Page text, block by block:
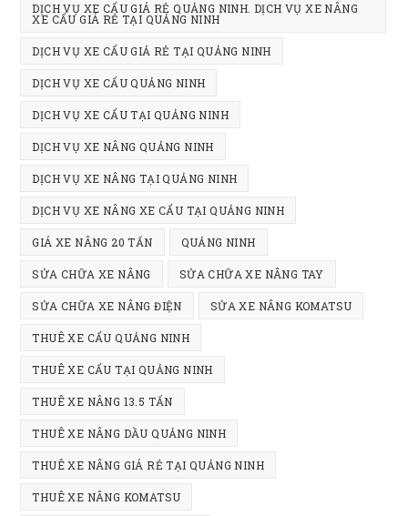
DỊCH VỤ XE CẨU GIÁ RẺ QUẢNG NINH. DỊCH VỤ XE NÂNG
XE CẨU GIÁ RẺ TẠI QUẢNG NINH
DỊCH VỤ XE CẨU GIẢ RẺ TẠI QUẢNG NINH
DỊCH VỤ XE CẨU QUẢNG NINH
DỊCH VỤ XE CẨU TẠI QUẢNG NINH
DỊCH VỤ XE NÂNG QUẢNG NINH
DỊCH VỤ XE NÂNG TẠI QUẢNG NINH
DỊCH VỤ XE NÂNG XE CẨU TẠI QUẢNG NINH
GIÁ XE NÂNG 20 TẤN QUẢNG NINH
SỬA CHỮA XE NÂNG SỬA CHỮA XE NÂNG TAY
SỬA CHỮA XE NÂNG ĐIỆN SỬA XE NÂNG KOMATSU
THUÊ XE CẨU QUẢNG NINH
THUÊ XE CẨU TẠI QUẢNG NINH
THUÊ XE NÂNG 13.5 TẤN
THUÊ XE NÂNG DẦU QUẢNG NINH
THUÊ XE NÂNG GIÁ RẺ TẠI QUẢNG NINH
THUÊ XE NÂNG KOMATSU